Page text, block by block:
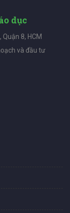
dục
8, HCM
và đầu tư